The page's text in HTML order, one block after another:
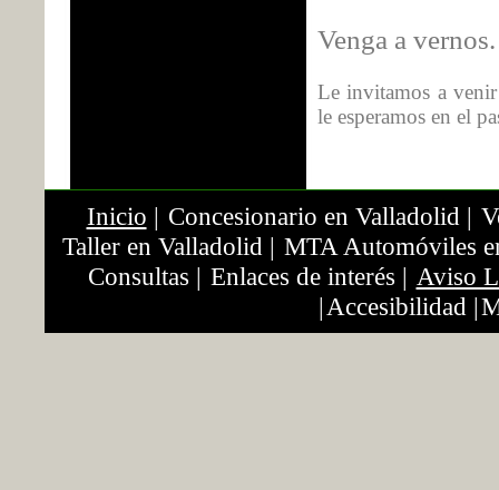
Venga a
Le invitamos a
le esperamos en el
Inicio | Concesionario en Valladolid|
Taller en Valladolid| MTA Automóviles
Consultas | Enlaces de interés | Aviso
|Accesibilidad |